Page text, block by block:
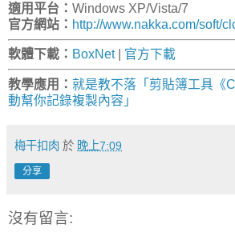
適用平台： Windows XP/Vista/7
官方網站： http://www.nakka.com/soft/
軟體下載： BoxNet 官方下載
教學應用： 就是教不落「剪貼簿工具《
動幫你記錄複製內容」
梅干扣肉 於 晚上7:09
分享
沒有留言: